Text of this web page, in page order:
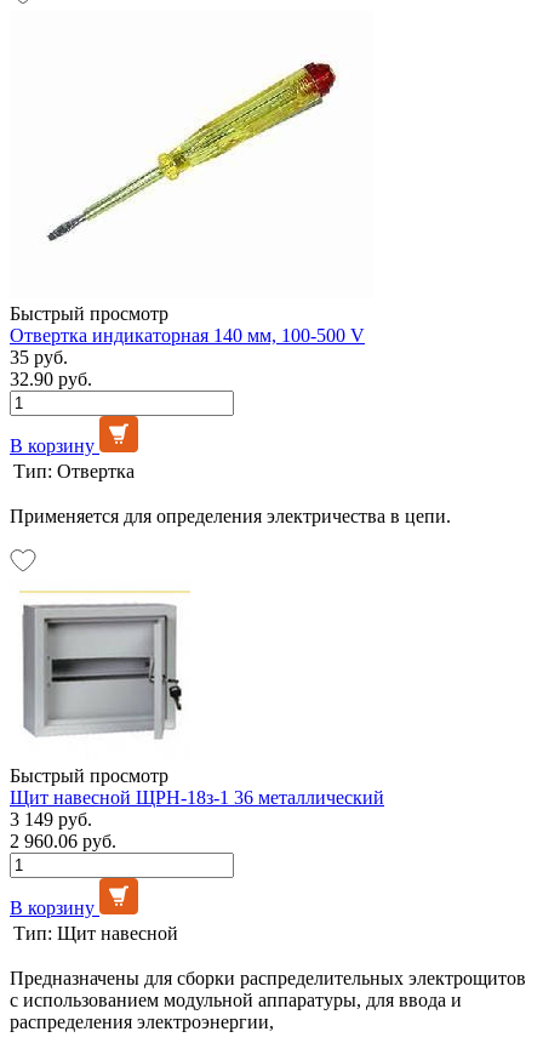
Быстрый просмотр
Отвертка индикаторная 140 мм, 100-500 V
35 руб.
32.90 руб.
В корзину
Тип: Отвертка
Применяется для определения электричества в цепи.
Быстрый просмотр
Щит навесной ЩРН-18з-1 36 металлический
3 149 руб.
2 960.06 руб.
В корзину
Тип: Щит навесной
Предназначены для сборки распределительных электрощитов
с использованием модульной аппаратуры, для ввода и
распределения электроэнергии,